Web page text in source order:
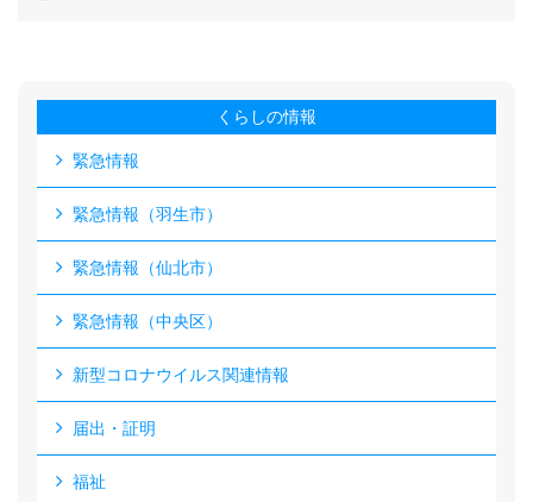
くらしの情報
緊急情報
緊急情報（羽生市）
緊急情報（仙北市）
緊急情報（中央区）
新型コロナウイルス関連情報
届出・証明
福祉